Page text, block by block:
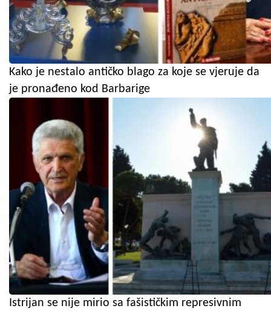
Kako je nestalo antičko blago za koje se vjeruje da
je pronađeno kod Barbarige
Istrijan se nije mirio sa fašističkim represivnim